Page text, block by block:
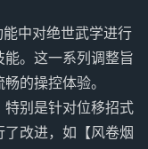
中对绝世武学进行
。这一系列调整旨
的操控体验。
特别是针对位移招式
改进，如【风卷烟